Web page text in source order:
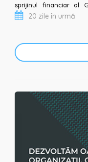
sprijinul financiar al
Fondului Canadian
20 zile în urmă